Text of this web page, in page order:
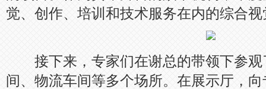
觉、创作、培训和技术服务在内的综合
接下来，专家们在谢总的带领下参观
间、物流车间等多个场所。在展示厅，